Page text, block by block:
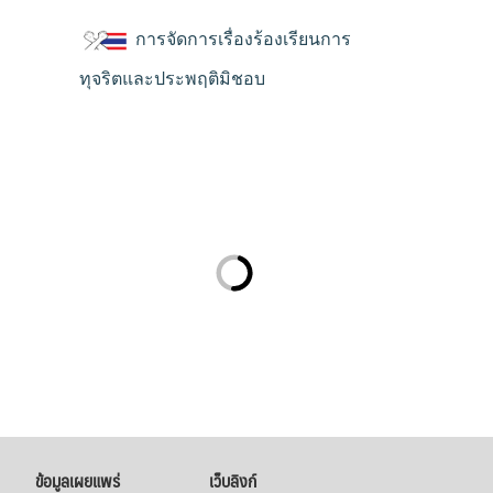
การจัดการเรื่องร้องเรียนการ
ทุจริตและประพฤติมิชอบ
ข้อมูลเผยแพร่ เว็บลิงก์